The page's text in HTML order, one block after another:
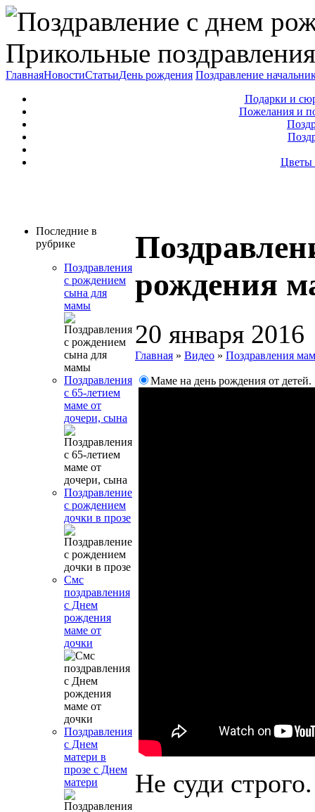
Прикольные
ГлавнаяНовостиСтатьиДень рождения Поздравление
Подарки и
Пожелания и
Цветы
Последние в
рубрике
Поздравления
с рождением
сына для
мамы
Поздравления
с 65-летием
маме от
дочери, сына
Поздравление
с рождением
дочки в прозе
Смс
поздравления
с Днем
рождения
маме от
дочки
Поздравления
с Днем
матери в
прозе с Днем
матери
рождения
20 января 2016
Главная » Видео » Поздравления
Маме на день рождения от детей.
Не суди строго.